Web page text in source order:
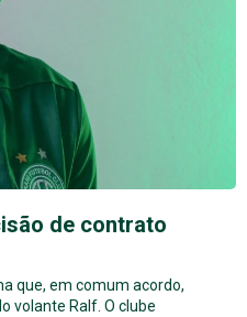
de contrato
que, em comum acordo,
volante Ralf. O clube